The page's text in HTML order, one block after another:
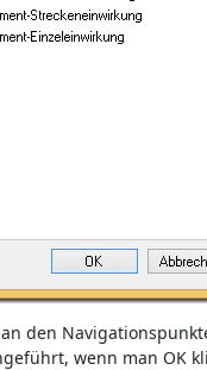
den
wenn man OK